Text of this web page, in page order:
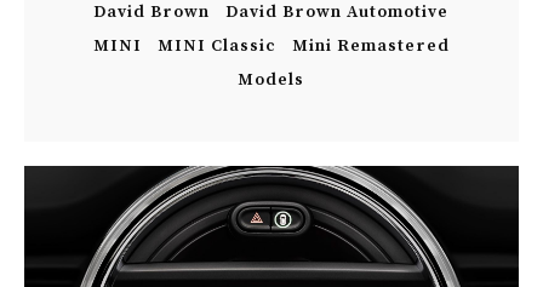
David Brown
David Brown Automotive
MINI
MINI Classic
Mini Remastered
Models